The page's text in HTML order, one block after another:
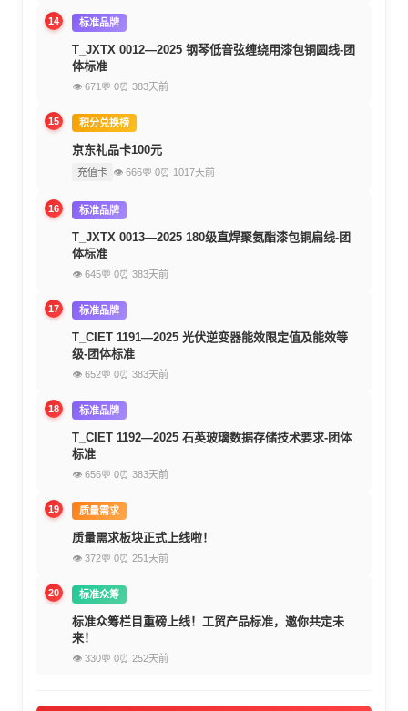
14 标准品牌
T_JXTX 0012—2025 钢琴低音弦缠绕用漆包铜圆线-团
体标准
👁 671 💬 0⏰ 383天前
15 积分兑换榜
京东礼品卡100元
充值卡 👁 666💬 0⏰ 1017天前
16 标准品牌
T_JXTX 0013—2025 180级直焊聚氨酯漆包铜扁线-团
体标准
👁 645💬 0⏰ 383天前
17 标准品牌
T_CIET 1191—2025 光伏逆变器能效限定值及能效等
级-团体标准
👁 652💬 0⏰ 383天前
18 标准品牌
T_CIET 1192—2025 石英玻璃数据存储技术要求-团体
标准
👁 656💬 0⏰ 383天前
19 质量需求
质量需求板块正式上线啦！
👁 372💬 0⏰ 251天前
20 标准众筹
标准众筹栏目重磅上线！工贸产品标准，邀你共定未
来！
👁 330💬 0⏰ 252天前